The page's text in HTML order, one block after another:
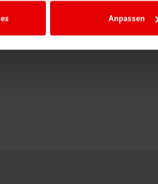
Anpassen
eine